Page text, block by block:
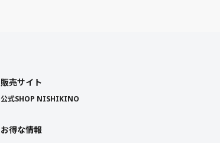
販売サイト
公式SHOP NISHIKINO
お得な情報